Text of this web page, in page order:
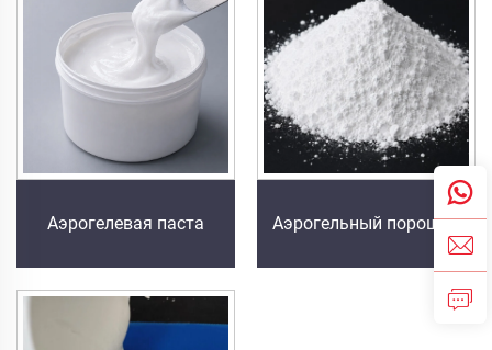
Аэрогелевая паста Аэрогельный порошок